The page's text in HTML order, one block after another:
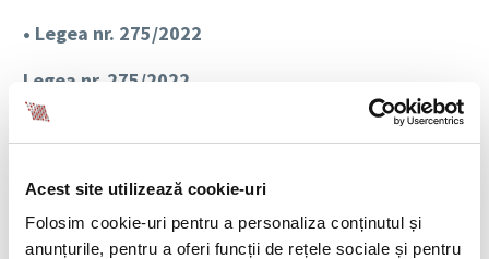
Acest site utilizează cookie-uri
Folosim cookie-uri pentru a personaliza conținutul și
anunțurile, pentru a oferi funcții de rețele sociale și pentru
• Legea nr. 275/2022
Legea nr. 275/2022
Legea nr. 275 publicata in MO nr. 961 din 03.10.2022
privind respingerea Ordonantei de urgenta a
Guvernului nr. 37/2021 pentru modificarea si
completarea Legii nr. 53/2003-Codul Muncii
urmatoarele precizari: